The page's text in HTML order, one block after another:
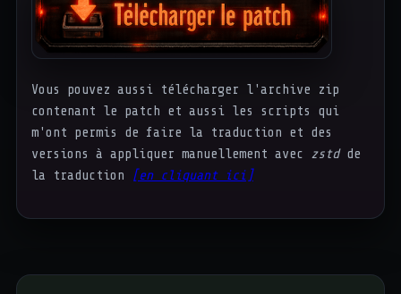
Vous pouvez aussi télécharger l'archive zip
contenant le patch et aussi les scripts qui
m'ont permis de faire la traduction et des
versions à appliquer manuellement avec zstdde
la traduction
[en cliquant ici]